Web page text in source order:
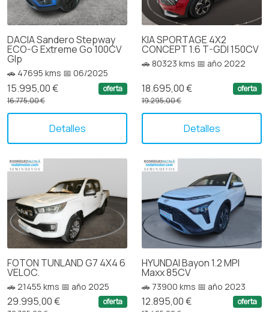
DACIA Sandero Stepway
ECO-G Extreme Go 100CV
Glp
🚗 47695 kms 📅 06/2025
15.995,00 €
16.775,00 €
oferta
Detalles
KIA SPORTAGE 4X2
CONCEPT 1.6 T-GDI 150CV
🚗 80323 kms 📅 año 2022
18.695,00 €
19.295,00 €
oferta
Detalles
FOTON TUNLAND G7 4X4 6
VELOC.
🚗 21455 kms 📅 año 2025
29.995,00 € oferta
HYUNDAI Bayon 1.2 MPI
Maxx 85CV
🚗 73900 kms 📅 año 2023
12.895,00 € oferta